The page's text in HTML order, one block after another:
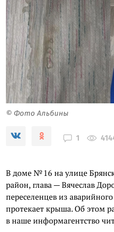
© Фото Альбины
1
В доме № 16 на улице
район, глава — Вячеслав
переселенцев из
протекает крыша. Об этом
в наше информагентство